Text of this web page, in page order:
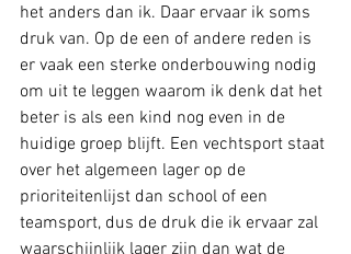
het anders dan ik. Daar ervaar ik soms
druk van. Op de een of andere reden is
er vaak een sterke onderbouwing nodig
om uit te leggen waarom ik denk dat het
beter is als een kind nog even in de
huidige groep blijft. Een vechtsport staat
over het algemeen lager op de
prioriteitenlijst dan school of een
teamsport, dus de druk die ik ervaar zal